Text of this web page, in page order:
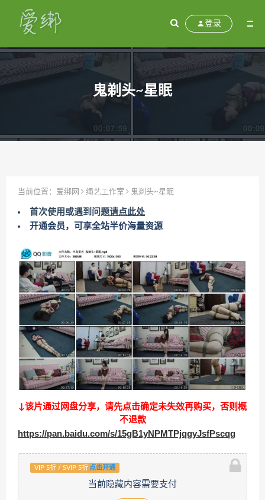
登录
鬼剃头~星眠
当前位置： 爱绑网 绳艺工作室 鬼剃头~星眠
首次使用或遇到问题请点此处
开通会员，可享全站半价海量资源
↓该片通过网盘分享，请先点击确定未失效再购买，否则概
不退款
https://pan.baidu.com/s/15gB1yNPMTPjqgyJsfPscqg
VIP 5折 / SVIP 5折 点击开通
当前隐藏内容需要支付